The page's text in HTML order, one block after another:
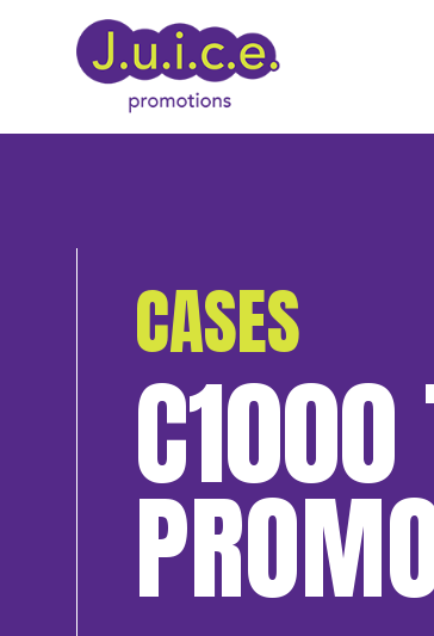
CASES
C1000